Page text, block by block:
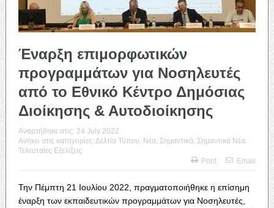
Έναρξη επιμορφωτικών
προγραμμάτων για Νοσηλευτές
από το Εθνικό Κέντρο Δημόσιας
Διοίκησης & Αυτοδιοίκησης
Αναρτήθηκε στις: 24 July 2022
Ανήκει στις κατηγορίες: Δελτία Τύπου Νέα Σημαντικά Σημαντικά Νέα
Τελευταίες Εξελίξεις
Print
Email
Την Πέμπτη 21 Ιουλίου 2022, πραγματοποιήθηκε η επίσημη
έναρξη των εκπαιδευτικών προγραμμάτων για Νοσηλευτές,